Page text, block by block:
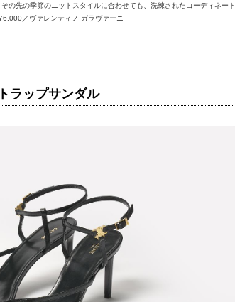
の先の季節のニットスタイルに合わせても、洗練されたコーディネート
／ヴァレンティノ ガラヴァーニ
ラップサンダル